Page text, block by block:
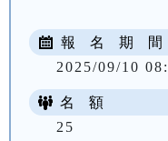
報 名 期 間
2025/09/10
名 額
25